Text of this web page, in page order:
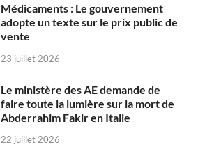
Médicaments : Le gouvernement
adopte un texte sur le prix public de
vente
23 juillet 2026
Le ministère des AE demande de
faire toute la lumière sur la mort de
Abderrahim Fakir en Italie
22 juillet 2026